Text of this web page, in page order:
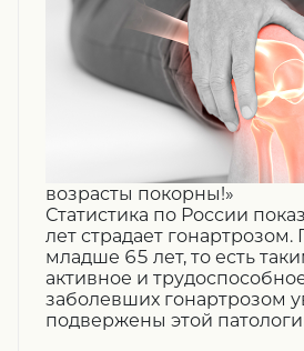
возрасты покорны!»
Статистика по России
лет страдает
младше 65 лет, то есть
активное и
заболевших гонартрозом
подвержены этой